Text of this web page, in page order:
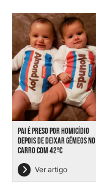
PAI É PRESO POR HOMICÍDIO
DEPOIS DE DEIXAR GÉMEOS NO
CARRO COM 42ºC
Ver artigo